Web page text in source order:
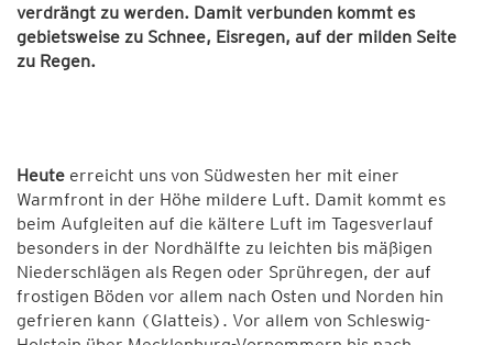
verdrängt zu werden. Damit verbunden kommt es
gebietsweise zu Schnee, Eisregen, auf der milden Seite
zu Regen.
Heute erreicht uns von Südwesten her mit einer
Warmfront in der Höhe mildere Luft. Damit kommt es
beim Aufgleiten auf die kältere Luft im Tagesverlauf
besonders in der Nordhälfte zu leichten bis mäßigen
Niederschlägen als Regen oder Sprühregen, der auf
frostigen Böden vor allem nach Osten und Norden hin
gefrieren kann (Glatteis). Vor allem von Schleswig-